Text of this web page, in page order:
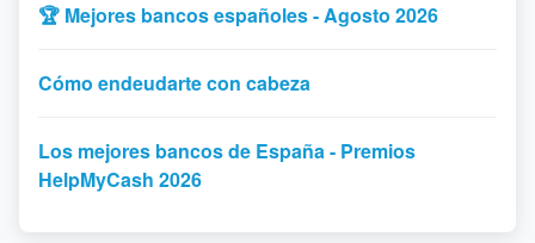
🏆 Mejores bancos españoles - Agosto 2026
Cómo endeudarte con cabeza
Los mejores bancos de España - Premios
HelpMyCash 2026